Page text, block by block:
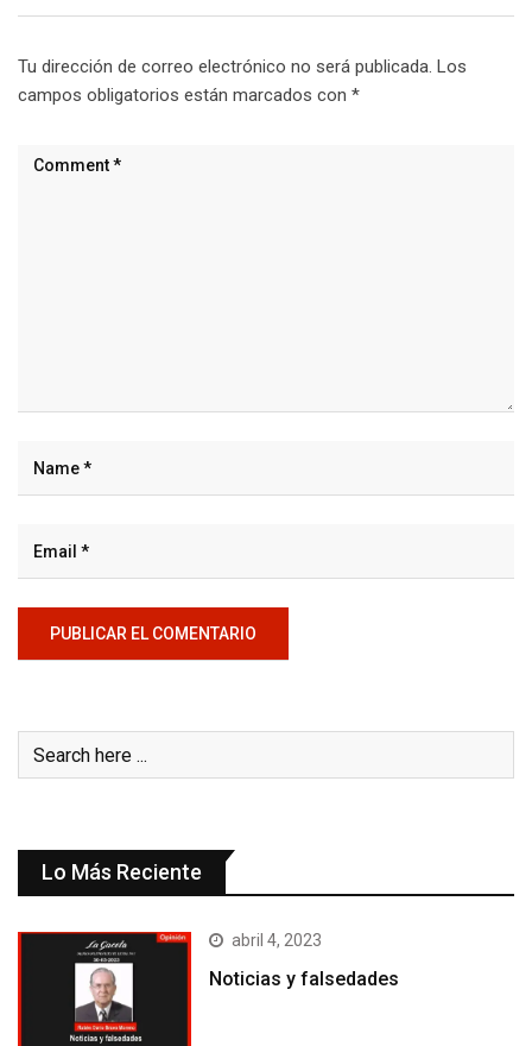
Tu dirección de correo electrónico no será publicada. Los
campos obligatorios están marcados con *
Lo Más Reciente
abril 4, 2023
Noticias y falsedades